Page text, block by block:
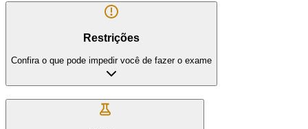
Restrições
Confira o que pode impedir você de fazer o exame